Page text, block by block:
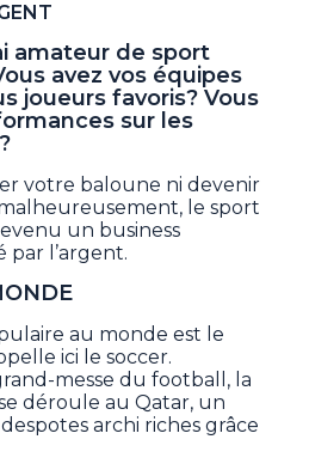
amateur de sport
avez vos équipes
joueurs favoris? Vous
sur les
votre baloune ni devenir
le sport
un business
l’argent.
au monde est le
ici le soccer.
messe du football, la
déroule au Qatar, un
archi riches grâce